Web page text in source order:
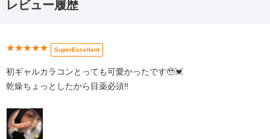
レビュー履歴
★★★★★ SuperExcellent
初ギャルカラコンとっても可愛かったです🥹💓
乾燥ちょっとしたから目薬必須‼️